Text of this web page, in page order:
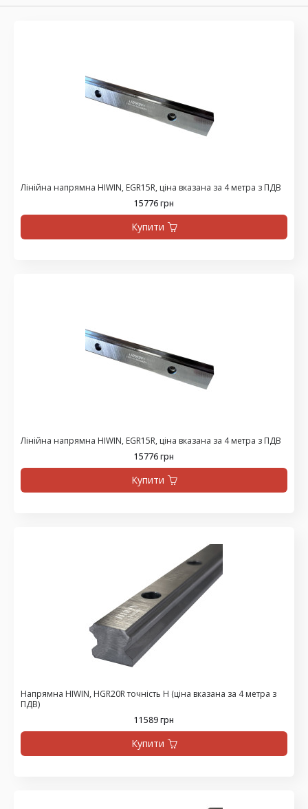
Лінійна напрямна HIWIN, EGR15R, ціна вказана за 4 метра з ПДВ
15776 грн
Купити
Лінійна напрямна HIWIN, EGR15R, ціна вказана за 4 метра з ПДВ
15776 грн
Купити
Напрямна HIWIN, HGR20R точність H (ціна вказана за 4 метра з
ПДВ)
11589 грн
Купити